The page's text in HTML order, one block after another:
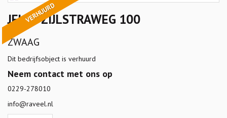
VERHUURD
JELLE ZIJLSTRAWEG 100
ZWAAG
Dit bedrijfsobject is verhuurd
Neem contact met ons op
0229-278010
info@raveel.nl